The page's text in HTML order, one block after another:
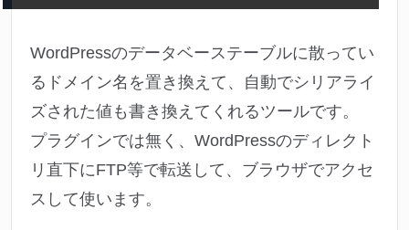
WordPressのデータベーステーブルに散ってい
るドメイン名を置き換えて、自動でシリアライ
ズされた値も書き換えてくれるツールです。
プラグインでは無く、WordPressのディレクト
リ直下にFTP等で転送して、ブラウザでアクセ
スして使います。